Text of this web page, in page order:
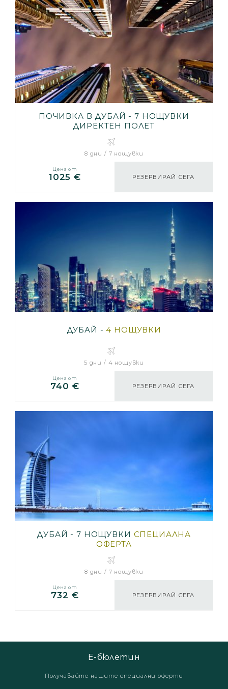
ПОЧИВКА В ДУБАЙ - 7 НОЩУВКИ
ДИРЕКТЕН ПОЛЕТ
8 дни / 7 нощувки
Цена от
1025 € РЕЗЕРВИРАЙ СЕГА
ДУБАЙ -4 НОЩУВКИ
5 дни / 4 нощувки
Цена от
740 € РЕЗЕРВИРАЙ СЕГА
ДУБАЙ - 7 НОЩУВКИ СПЕЦИАЛНА
ОФЕРТА
8 дни / 7 нощувки
Цена от
732 € РЕЗЕРВИРАЙ СЕГА
Е-бюлетин
Получавайте нашите специални оферти